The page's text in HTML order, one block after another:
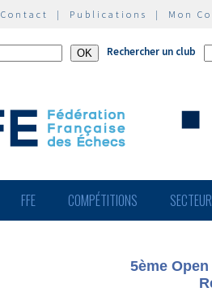
Contact | Publications | Mon
Rechercher un club
FFE COMPÉTITIONS
5ème